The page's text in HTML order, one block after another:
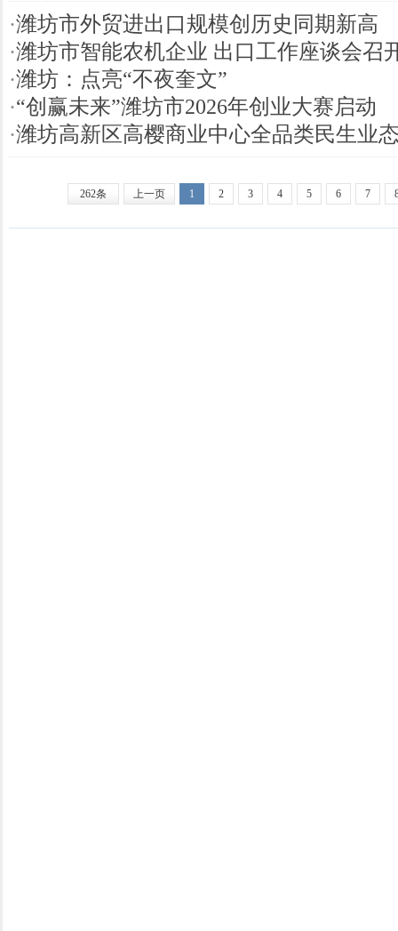
·潍坊市外贸进出口规模创历史同期新高
·潍坊市智能农机企业 出口工作座谈会召
·潍坊：点亮“不夜奎文”
·“创赢未来”潍坊市2026年创业大赛启动
·潍坊高新区高樱商业中心全品类民生业
262条 上一页 1 2 3 4 5 6 7